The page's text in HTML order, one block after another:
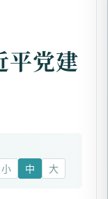
平党建
小 中 大